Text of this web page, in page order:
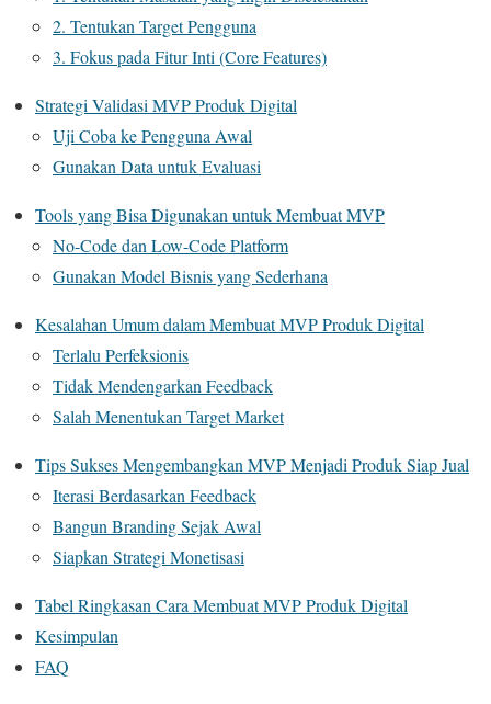
2. Tentukan Target Pengguna
3. Fokus pada Fitur Inti (Core Features)
Strategi Validasi MVP Produk Digital
Uji Coba ke Pengguna Awal
Gunakan Data untuk Evaluasi
Tools yang Bisa Digunakan untuk Membuat MVP
No-Code dan Low-Code Platform
Gunakan Model Bisnis yang Sederhana
Kesalahan Umum dalam Membuat MVP Produk Digital
Terlalu Perfeksionis
Tidak Mendengarkan Feedback
Salah Menentukan Target Market
Tips Sukses Mengembangkan MVP Menjadi Produk Siap Jual
Iterasi Berdasarkan Feedback
Bangun Branding Sejak Awal
Siapkan Strategi Monetisasi
Tabel Ringkasan Cara Membuat MVP Produk Digital
Kesimpulan
FAQ